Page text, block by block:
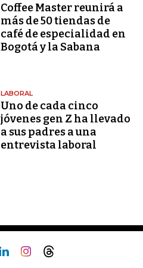
Coffee Master reunirá a
más de 50 tiendas de
café de especialidad en
Bogotá y la Sabana
LABORAL
Uno de cada cinco
jóvenes gen Z ha llevado
a sus padres a una
entrevista laboral